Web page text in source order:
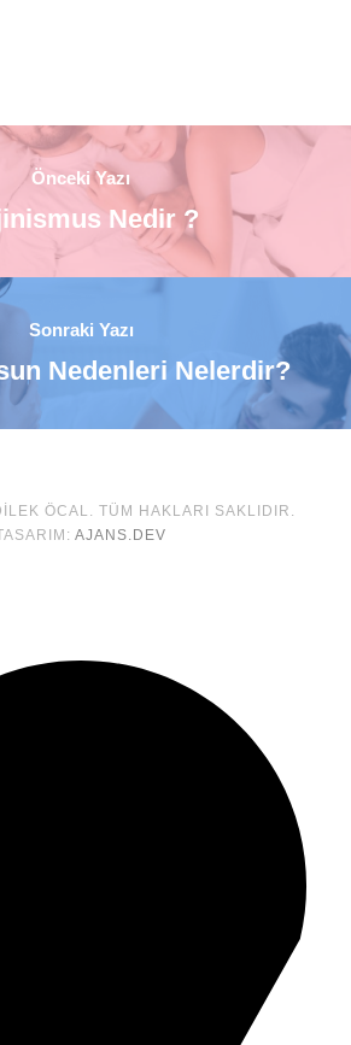
Önceki Yazı
Nedir ?
Sonraki Yazı
Nedenleri Nelerdir?
ÖCAL. TÜM HAKLARI SAKLIDIR.
AJANS.DEV